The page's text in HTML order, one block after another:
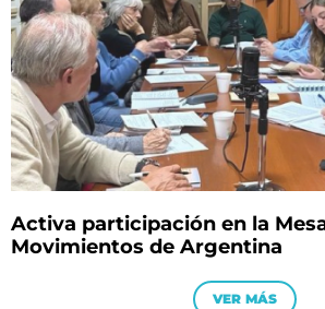
Activa participación en la
Movimientos de Argentina
VER MÁS